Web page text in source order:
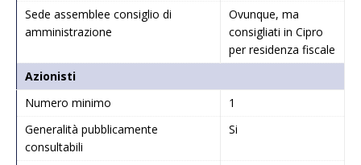
Sede assemblee consiglio di
amministrazione
Ovunque, ma
consigliati in Cipro
per residenza fiscale
Azionisti
Numero minimo
1
Generalità pubblicamente
consultabili
Si